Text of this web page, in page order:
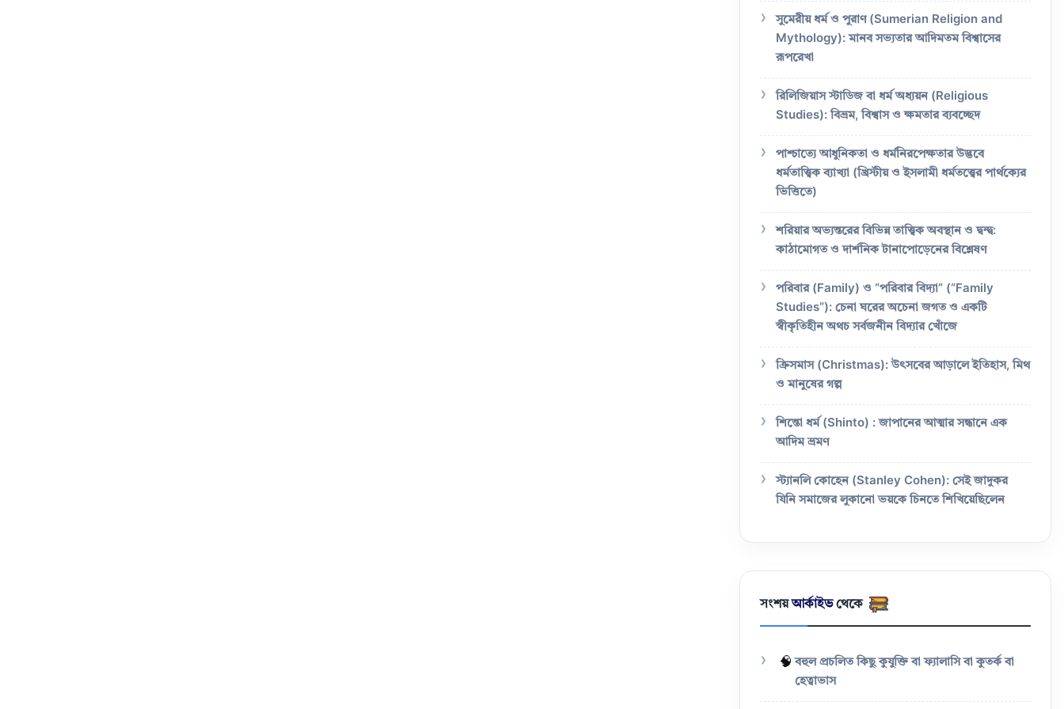
সুমেরীয় ধর্ম ও পুরাণ (Sumerian Religion and
Mythology): মানব সভ্যতার আদিমতম বিশ্বাসের
রূপরেখা
রিলিজিয়াস স্টাডিজ বা ধর্ম অধ্যয়ন (Religious
Studies): বিভ্রম, বিশ্বাস ও ক্ষমতার ব্যবচ্ছেদ
পাশ্চাত্যে আধুনিকতা ও ধর্মনিরপেক্ষতার উদ্ভবে
ধর্মতাত্ত্বিক ব্যাখ্যা (খ্রিস্টীয় ও ইসলামী ধর্মতত্ত্বের পার্থক্যের
ভিত্তিতে)
শরিয়ার অভ্যন্তরের বিভিন্ন তাত্ত্বিক অবস্থান ও দ্বন্দ্ব:
কাঠামোগত ও দার্শনিক টানাপোড়েনের বিশ্লেষণ
পরিবার (Family) ও “পরিবার বিদ্যা” (“Family
Studies”): চেনা ঘরের অচেনা জগত ও একটি
স্বীকৃতিহীন অথচ সর্বজনীন বিদ্যার খোঁজে
ক্রিসমাস (Christmas): উৎসবের আড়ালে ইতিহাস, মিথ
ও মানুষের গল্প
শিন্তো ধর্ম (Shinto) : জাপানের আত্মার সন্ধানে এক
আদিম ভ্রমণ
স্ট্যানলি কোহেন (Stanley Cohen): সেই জাদুকর
যিনি সমাজের লুকানো ভয়কে চিনতে শিখিয়েছিলেন
সংশয়আর্কাইভথেকে
🧠 বহুল প্রচলিত কিছু কুযুক্তি বা ফ্যালাসি বা কুতর্ক বা
হেত্বাভাস